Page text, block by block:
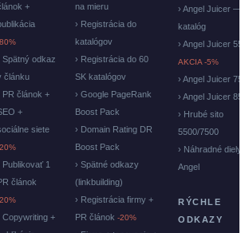
+
Spätný odkaz
článku
PR článok +
+
siete
Publikovať 1
článok
Copywriting +
na mieru
› Registrácia do
katalógov
› Registrácia do 60
SK katalógov
› Google PageRank
Boost Pack
› Domain Rating DR
Boost Pack
› Spätné odkazy
(linkbuilding)
› Registrácia firmy +
PR článok -20%
› Angel Juicer —
katalóg
› Angel Juicer
AKCIA -5%
› Angel Juicer
› Angel Juicer
› Hrubé sito
5500/7500
› Náhradné diely
Angel
RÝCHLE
ODKAZY